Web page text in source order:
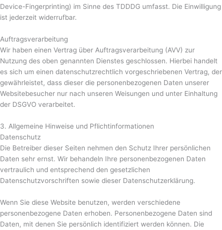
Device-Fingerprinting) im Sinne des TDDDG umfasst. Die Einwilligung
ist jederzeit widerrufbar.
Auftragsverarbeitung
Wir haben einen Vertrag über Auftragsverarbeitung (AVV) zur
Nutzung des oben genannten Dienstes geschlossen. Hierbei handelt
es sich um einen datenschutzrechtlich vorgeschriebenen Vertrag, der
gewährleistet, dass dieser die personenbezogenen Daten unserer
Websitebesucher nur nach unseren Weisungen und unter Einhaltung
der DSGVO verarbeitet.
3. Allgemeine Hinweise und Pflicht­informationen
Datenschutz
Die Betreiber dieser Seiten nehmen den Schutz Ihrer persönlichen
Daten sehr ernst. Wir behandeln Ihre personenbezogenen Daten
vertraulich und entsprechend den gesetzlichen
Datenschutzvorschriften sowie dieser Datenschutzerklärung.
Wenn Sie diese Website benutzen, werden verschiedene
personenbezogene Daten erhoben. Personenbezogene Daten sind
Daten, mit denen Sie persönlich identifiziert werden können. Die